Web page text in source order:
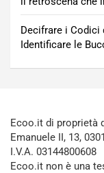
Decifrare i Codici
Identificare le
Ecoo.it di proprietà
Emanuele II, 13,
I.V.A. 03144800608
Ecoo.it non è una